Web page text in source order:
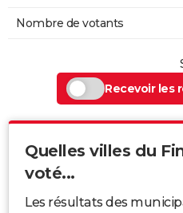
Nombre de votants
Recevoir les
Quelles villes du
voté...
Les résultats des